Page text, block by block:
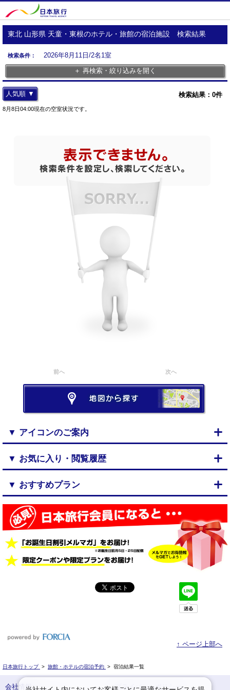
東北 山形県 天童・東根のホテル・旅館の宿泊施設 検索結果
検索条件：
2026年8月11日/2名1室
＋ 再検索・絞り込みを開く
検索結果： 0件
人気順 ▼
8月8日04:00現在の空室状況です。
前へ 次へ
▼ アイコンのご案内
▼ お気に入り・閲覧履歴
▼ おすすめプラン
↑ ページ上部へ
日本旅行トップ > 旅館・ホテルの宿泊予約 > 宿泊結果一覧
会社情報 プライバシーポリシー